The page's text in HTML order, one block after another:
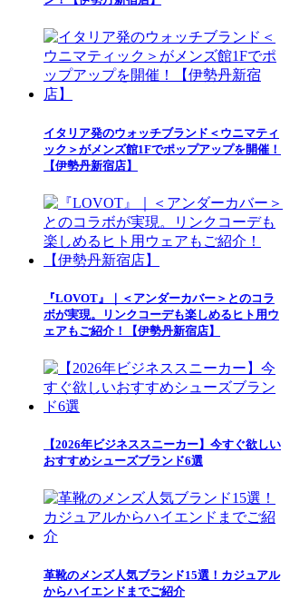
イタリア発のウォッチブランド＜ウニマティ
ック＞がメンズ館1Fでポップアップを開催！
【伊勢丹新宿店】
『LOVOT』｜＜アンダーカバー＞とのコラ
ボが実現。リンクコーデも楽しめるヒト用ウ
ェアもご紹介！【伊勢丹新宿店】
【2026年ビジネススニーカー】今すぐ欲しい
おすすめシューズブランド6選
革靴のメンズ人気ブランド15選！カジュアル
からハイエンドまでご紹介